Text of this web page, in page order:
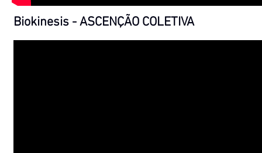
Biokinesis - ASCENÇÃO COLETIVA